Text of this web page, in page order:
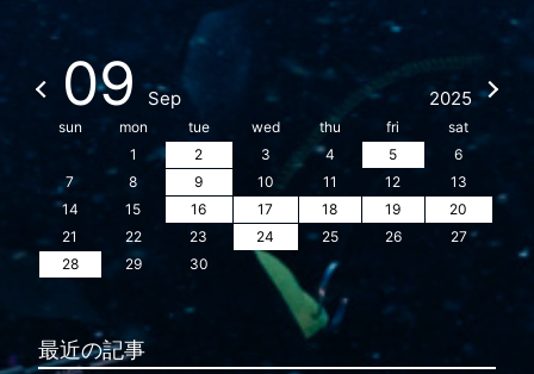
09 Sep 2025
sun mon tue wed thu fri
sat
1
2 3 4 5
6
7
8 9 10 11 12
13
14
15 16 17 18 19
20
21
22 23 24 25 26
27
28
29 30
最近の記事